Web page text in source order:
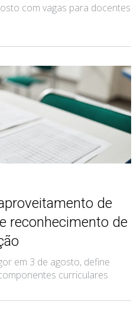
com vagas para docentes
de
reconhecimento de
em 3 de agosto, define
curriculares